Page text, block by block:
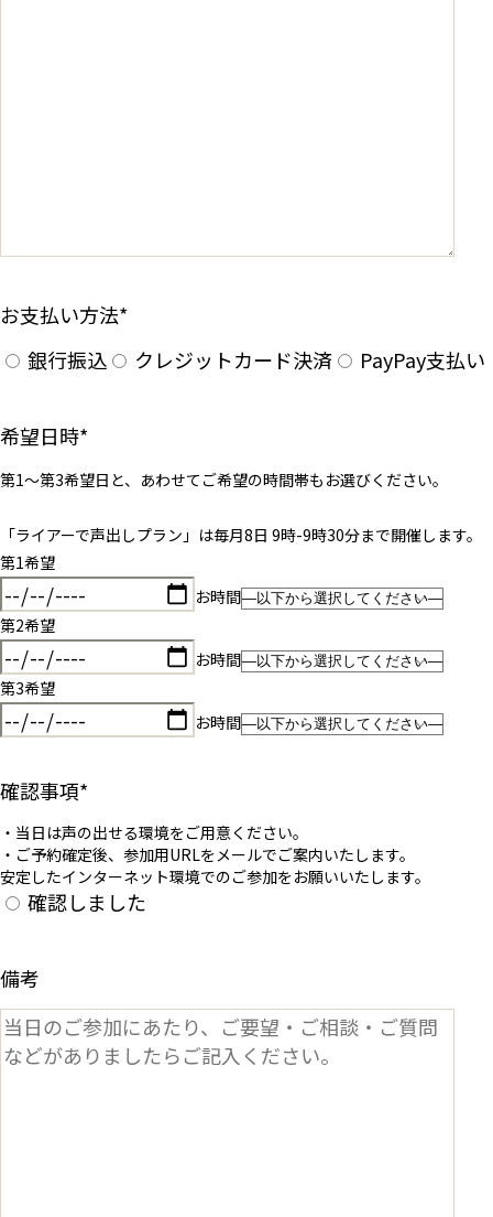
お支払い方法*
銀行振込
クレジットカード決済 PayPay支払い
希望日時*
第1〜第3希望日と、あわせてご希望の時間帯もお選びください。
「ライアーで声出しプラン」は毎月8日 9時-9時30分まで開催します。
第1希望
お時間
第2希望
お時間
第3希望
お時間
確認事項*
・当日は声の出せる環境をご用意ください。
・ご予約確定後、参加用URLをメールでご案内いたします。
安定したインターネット環境でのご参加をお願いいたします。
確認しました
備考